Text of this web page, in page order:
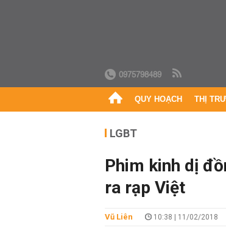
0975798489
QUY HOẠCH THỊ
LGBT
Phim kinh dị
ra rạp Việt
Vũ Liên 10:38 | 11/02/2018